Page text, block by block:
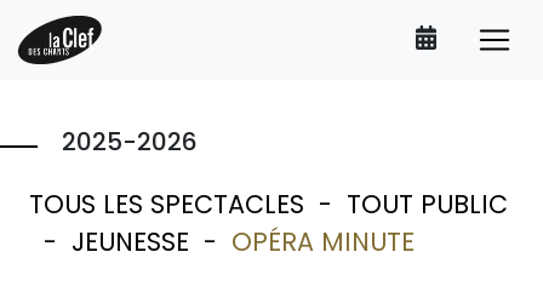
2025-2026
TOUS LES SPECTACLES - TOUT PUBLIC
- JEUNESSE - OPÉRA MINUTE